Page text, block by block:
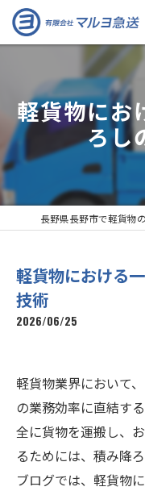
軽貨物にお
ろし
軽貨物における
技術
2026/06/25
軽貨物業界において
の業務効率に直結す
全に貨物を運搬し、
るためには、積み降
ブログでは、軽貨物